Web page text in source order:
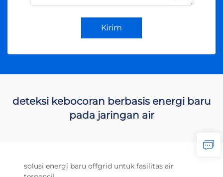
Kirim
deteksi kebocoran berbasis energi baru
pada jaringan air
solusi energi baru offgrid untuk fasilitas air